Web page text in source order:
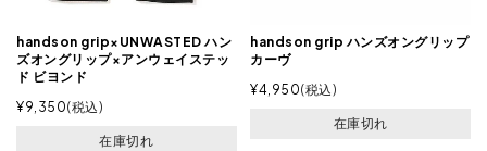
handson grip×UNWASTED ハン
ズオングリップ×アンウェイステッ
ド ビヨンド
¥9,350 税込
在庫切れ
handson grip ハンズオングリップ
カーヴ
¥4,950 税込
在庫切れ